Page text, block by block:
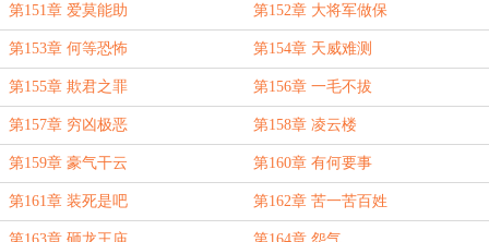
第151章 爱莫能助 第152章 大将军做保
第153章 何等恐怖 第154章 天威难测
第155章 欺君之罪 第156章 一毛不拔
第157章 穷凶极恶 第158章 凌云楼
第159章 豪气干云 第160章 有何要事
第161章 装死是吧 第162章 苦一苦百姓